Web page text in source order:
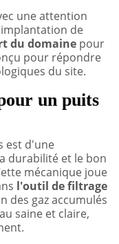
une attention
de
du domaine pour
pour répondre
du site.
un puits
est d'une
durabilité et le bon
mécanique joue
l'outil de filtrage
des gaz accumulés
saine et claire,